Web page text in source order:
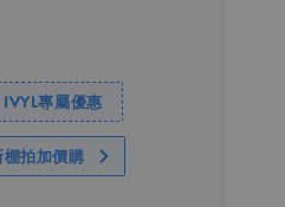
IVYL專屬優惠
拍加價購